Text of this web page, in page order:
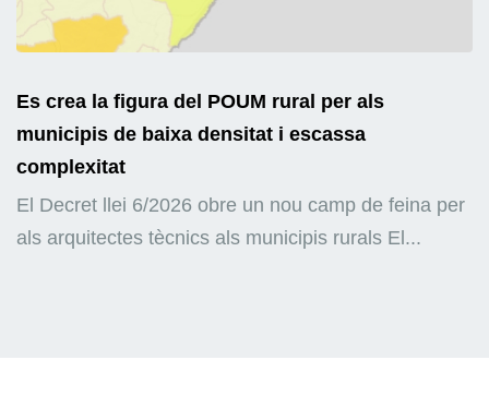
Es crea la figura del POUM rural per als
municipis de baixa densitat i escassa
complexitat
El Decret llei 6/2026 obre un nou camp de feina per
als arquitectes tècnics als municipis rurals El...